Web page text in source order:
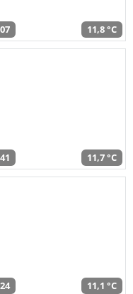
11,8 °C
11,7 °C
11,1 °C